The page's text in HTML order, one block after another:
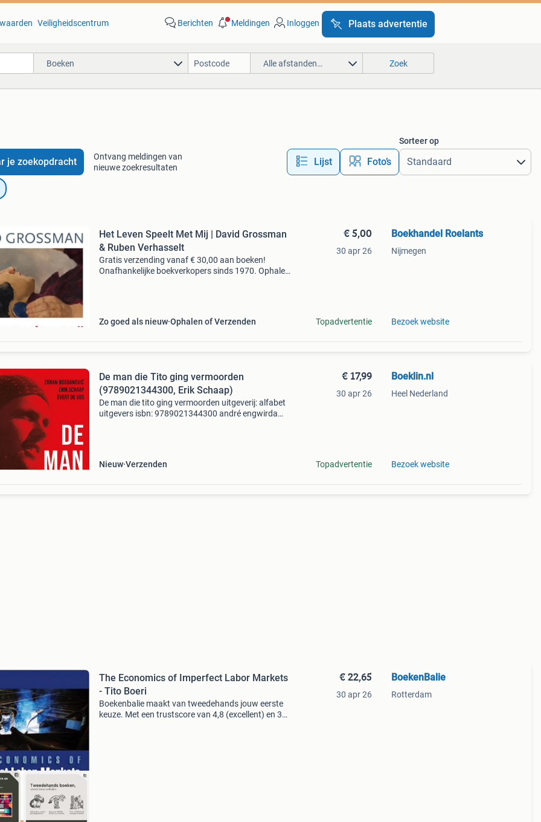
Veiligheidscentrum Berichten Meldingen Inloggen Plaats advertentie
Boeken Alle afstanden… Zoek
je zoekopdracht
Ontvang meldingen van
nieuwe zoekresultaten
Lijst Foto’s
Sorteer op
Het Leven Speelt Met Mij | David Grossman
& Ruben Verhasselt
Gratis verzending vanaf € 30,00 aan boeken!
Onafhankelijke boekverkopers sinds 1970. Ophalen
Zo goed als nieuw Ophalen of Verzenden
€ 5,00
30 apr 26
Topadvertentie
Boekhandel Roelants
Nijmegen
Bezoek website
De man die Tito ging vermoorden
(9789021344300, Erik Schaap)
De man die tito ging vermoorden uitgeverij: alfabet
uitgevers isbn: 9789021344300 andré engwirda
Nieuw Verzenden
€ 17,99
30 apr 26
Topadvertentie
Boeklin.nl
Heel Nederland
Bezoek website
The Economics of Imperfect Labor Markets
- Tito Boeri
Boekenbalie maakt van tweedehands jouw eerste
keuze. Met een trustscore van 4,8 (excellent) en 30
€ 22,65
30 apr 26
BoekenBalie
Rotterdam